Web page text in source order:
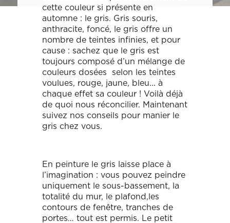
Décoration, rénovation, construction : définissez votre projet et
prenez rendez-vous avec nos Archis pour 50€
Définir mon projet
cette couleur si présente en
automne : le gris. Gris souris,
anthracite, foncé, le gris offre un
nombre de teintes infinies, et pour
cause : sachez que le gris est
toujours composé d’un mélange de
couleurs dosées selon les teintes
voulues, rouge, jaune, bleu... à
chaque effet sa couleur ! Voilà déjà
de quoi nous réconcilier. Maintenant
suivez nos conseils pour manier le
gris chez vous.
En peinture le gris laisse place à
l’imagination : vous pouvez peindre
uniquement le sous-bassement, la
totalité du mur, le plafond,les
contours de fenêtre, tranches de
portes… tout est permis. Le petit
Attention si votre ville
contient des tirets, ne les
oubliez pas !
(Ex: Nogent-sur-marne).
Merci de cliquer sur votre
ville dans le menu
déroulant.
Vous êtes un client Vous souhaitez
Mon budget total (€)
Votre
rendez-
vous
Domicile Visio
Coaching
déco
Localité du projet
Attention si votre ville
contient des tirets, ne les
oubliez pas !
(Ex: Nogent-sur-marne).
Merci de cliquer sur votre
ville dans le menu
déroulant.
Vous êtes un client Vous souhaitez
Mon budget total (€)
Souhaitez-vous nous
en dire plus sur votre
projet ?